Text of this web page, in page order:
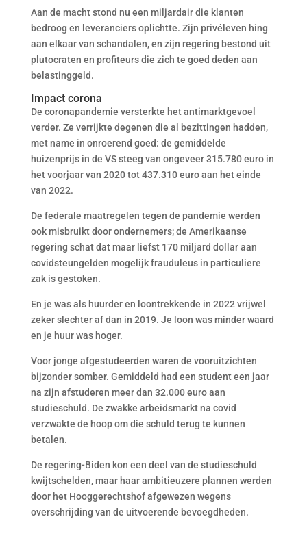
Aan de macht stond nu een miljardair die klanten
bedroog en leveranciers oplichtte. Zijn privéleven hing
aan elkaar van schandalen, en zijn regering bestond uit
plutocraten en profiteurs die zich te goed deden aan
belastinggeld.
Impact corona
De coronapandemie versterkte het antimarktgevoel
verder. Ze verrijkte degenen die al bezittingen hadden,
met name in onroerend goed: de gemiddelde
huizenprijs in de VS steeg van ongeveer 315.780 euro in
het voorjaar van 2020 tot 437.310 euro aan het einde
van 2022.
De federale maatregelen tegen de pandemie werden
ook misbruikt door ondernemers; de Amerikaanse
regering schat dat maar liefst 170 miljard dollar aan
covidsteungelden mogelijk frauduleus in particuliere
zak is gestoken.
En je was als huurder en loontrekkende in 2022 vrijwel
zeker slechter af dan in 2019. Je loon was minder waard
en je huur was hoger.
Voor jonge afgestudeerden waren de vooruitzichten
bijzonder somber. Gemiddeld had een student een jaar
na zijn afstuderen meer dan 32.000 euro aan
studieschuld. De zwakke arbeidsmarkt na covid
verzwakte de hoop om die schuld terug te kunnen
betalen.
De regering-Biden kon een deel van de studieschuld
kwijtschelden, maar haar ambitieuzere plannen werden
door het Hooggerechtshof afgewezen wegens
overschrijding van de uitvoerende bevoegdheden.